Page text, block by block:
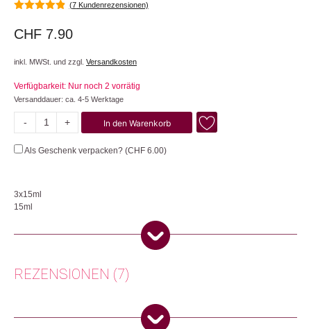
(7Kundenrezensionen)
CHF 7.90
inkl. MWSt. und zzgl. Versandkosten
Verfügbarkeit: Nur noch 2 vorrätig
Versanddauer: ca. 4-5 Werktage
-
Kraft/Ruhe/Wohl
+ In den Warenkorb
Als Geschenk verpacken? (CHF 6.00)
3x15ml
15ml
Die Shots werden nach einem alten Verfahren als Oxymel hergestellt.
Oxymel ist eine traditionelle Rezeptur aus rohem Blütenhonig, naturtrübem
wird in einem schonenden Verfahren über Wochen gerührt und dabei
niemals erhitzt. So bleiben alle Inhaltsstoffe in Rohkostqualität erhalten. Für
sprudelndes Wasser geben und geniessen. Perfekt als Kur geeignet.
REZENSIONEN (7)
(Verifizierter Käufer) –